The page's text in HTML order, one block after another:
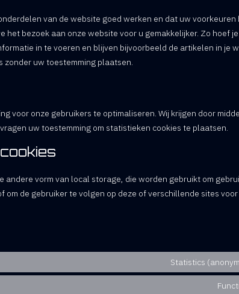
van de website goed werken en dat uw voorkeuren
bezoek aan onze website voor u gemakkelijker. Zo hoef
in te voeren en blijven bijvoorbeeld de artikelen in je
zonder uw toestemming plaatsen.
voor onze gebruikers te optimaliseren. Wij krijgen door
uw toestemming om statistieken cookies te plaatsen.
andere vorm van local storage, die worden gebruikt om
om de gebruiker te volgen op deze of verschillende sites
Statistics